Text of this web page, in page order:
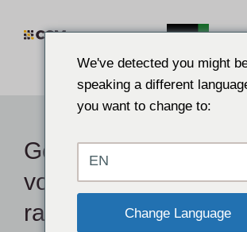
Geautomatiseerde
voor de elektro-
raffinageprocessen
We've detected you might
speaking a different
you want to change to:
EN
Change Language